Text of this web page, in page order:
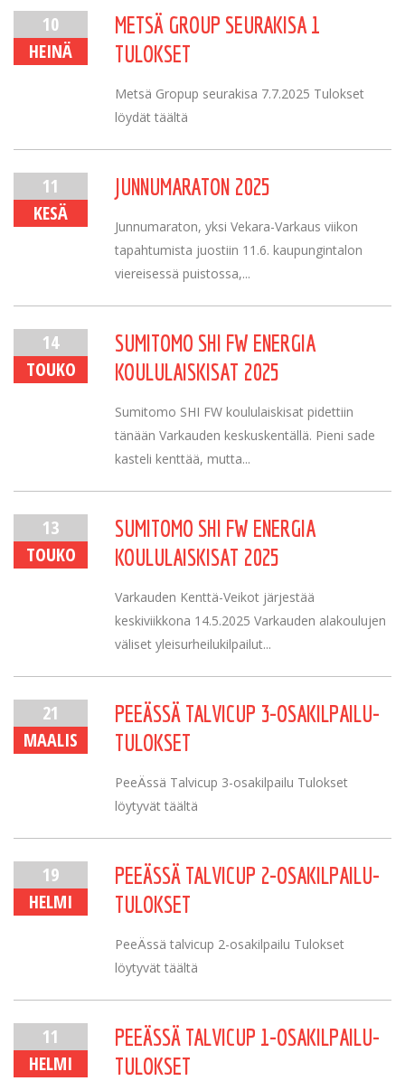
10
HEINÄ
METSÄ GROUP SEURAKISA 1
TULOKSET
Metsä Gropup seurakisa 7.7.2025 Tulokset
löydät täältä
11
KESÄ
JUNNUMARATON 2025
Junnumaraton, yksi Vekara-Varkaus viikon
tapahtumista juostiin 11.6. kaupungintalon
viereisessä puistossa,...
14
TOUKO
SUMITOMO SHI FW ENERGIA
KOULULAISKISAT 2025
Sumitomo SHI FW koululaiskisat pidettiin
tänään Varkauden keskuskentällä. Pieni sade
kasteli kenttää, mutta...
13
TOUKO
SUMITOMO SHI FW ENERGIA
KOULULAISKISAT 2025
Varkauden Kenttä-Veikot järjestää
keskiviikkona 14.5.2025 Varkauden alakoulujen
väliset yleisurheilukilpailut...
21
MAALIS
PEEÄSSÄ TALVICUP 3-OSAKILPAILU-
TULOKSET
PeeÄssä Talvicup 3-osakilpailu Tulokset
löytyvät täältä
19
HELMI
PEEÄSSÄ TALVICUP 2-OSAKILPAILU-
TULOKSET
PeeÄssä talvicup 2-osakilpailu Tulokset
löytyvät täältä
11
HELMI
PEEÄSSÄ TALVICUP 1-OSAKILPAILU-
TULOKSET